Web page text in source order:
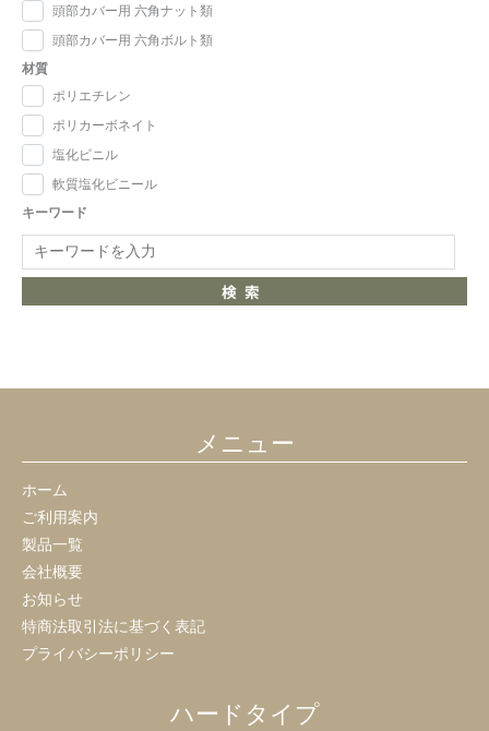
頭部カバー用 六角ナット類
頭部カバー用 六角ボルト類
材質
ポリエチレン
ポリカーボネイト
塩化ビニル
軟質塩化ビニール
キーワード
検索
メニュー
ホーム
ご利用案内
製品一覧
会社概要
お知らせ
特商法取引法に基づく表記
プライバシーポリシー
ハードタイプ